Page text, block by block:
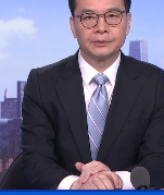
小央直播 直
比划 快看 蓝
竞猜 2026年世界
奥林匹克频道 生